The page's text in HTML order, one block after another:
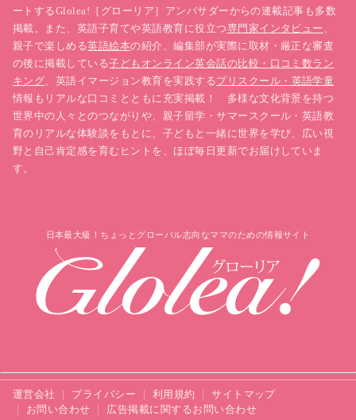
ートするGlolea!［グローリア］アンバサダーからの連載記事も多数
掲載。また、英語子育てや英語教育に役立つ専門家インタビュー 、
親子で楽しめる英語絵本の紹介、編集部が実際に取材・厳正な審査
の後に掲載している子どもオンライン英会話の比較・口コミ数ラン
キング、英語イマージョン教育を実践するプリスクール・英語学童
情報もリアルな口コミとともに充実掲載！ 多様な文化背景を持つ
世界中の人々とのつながりや、親子留学・サマースクール・英語教
育のリアルな体験談をもとに、子どもと一緒に世界を学び、広い視
野と自己肯定感を育むヒントを、ほぼ毎日更新でお届けしていま
す。
日本最大級！ちょっとグローバル志向なママのための情報サイト
運営会社 プライバシー 利用規約
サイトマップ
お問い合わせ
広告掲載に関するお問い合わせ